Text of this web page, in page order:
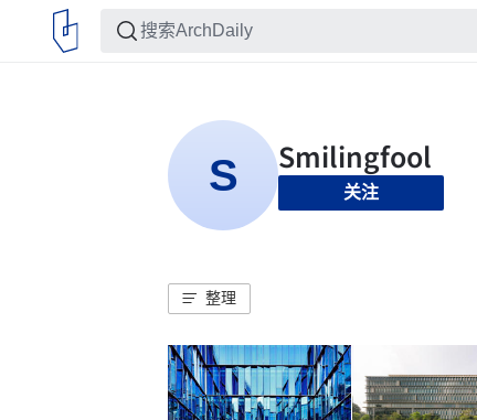
关注
整理